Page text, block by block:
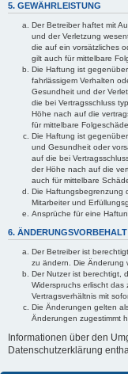
5. GEWÄHRLEISTUNG
Der Betreiber haftet mit
und der Verletzung
die auf ein vorsätzliches
gilt auch für mittelbare
Die Haftung ist
fahrlässigem Verhalten
Gesundheit und der
die bei Vertragsschluss
Höhe nach auf die
für mittelbare
Die Haftung ist
und Gesundheit oder
auf die bei
der Höhe nach auf die
auch für mittelbare
Die Haftungsbegrenzung
Mitarbeiter und
Ansprüche für eine
6. ÄNDERUNGSVORBEHALT
Der Betreiber ist
zu ändern. Die Änderung
Der Nutzer ist berechtigt,
Widerspruchs erlischt
Vertragsverhältnis mit
Die Änderungen gelten
Änderungen zugestimmt
Informationen über den
Datenschutzerklärung